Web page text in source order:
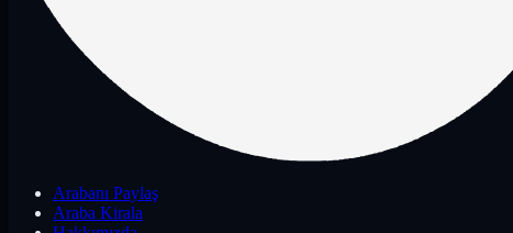
Arabanı Paylaş
Araba Kirala